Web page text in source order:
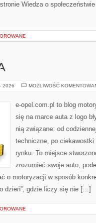
Wiedza o
2026 MOŻLIWOŚĆ
e-opel.com.pl to blog
się na marce auta z logo
nią związane: od
techniczne, po
rynku. To miejsce
zrozumieć swoje auto,
o motoryzacji w sposób
dzień”, gdzie liczy się nie […]